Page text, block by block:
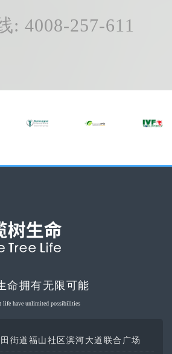
: 4008-257-611
命拥有无限可能
life have unlimited possibilities
街道福山社区滨河大道联合广场